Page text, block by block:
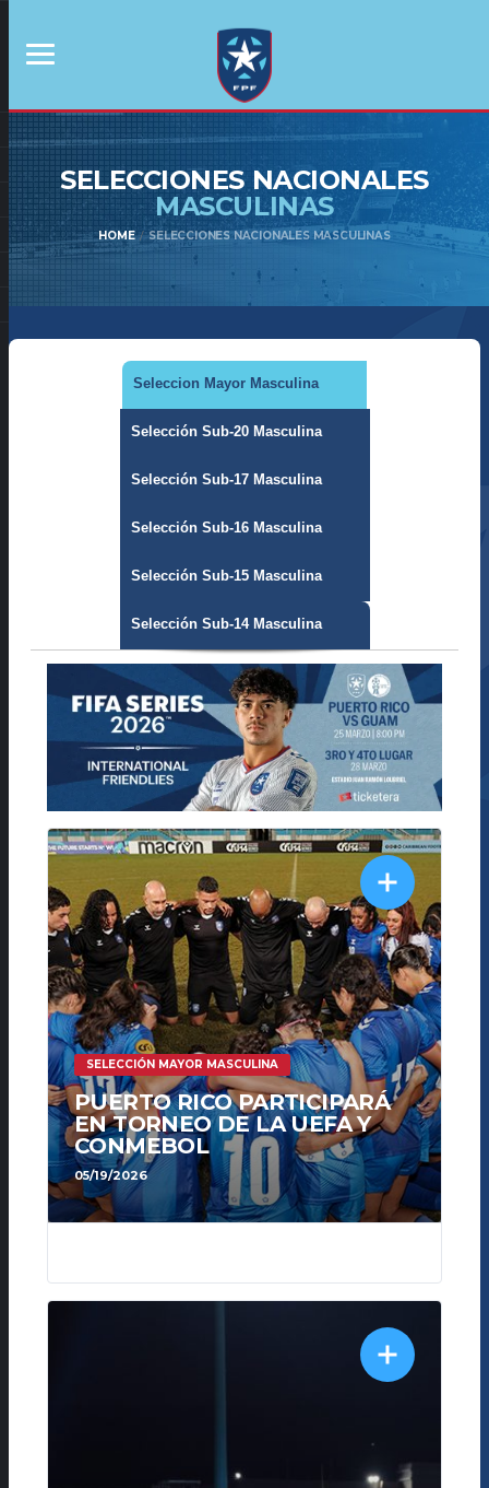
SELECCIONES NACIONALES
MASCULINAS
HOME SELECCIONES NACIONALES MASCULINAS
Seleccion Mayor Masculina
Selección Sub-20 Masculina
Selección Sub-17 Masculina
Selección Sub-16 Masculina
Selección Sub-15 Masculina
Selección Sub-14 Masculina
SELECCIÓN MAYOR MASCULINA
PUERTO RICO PARTICIPARÁ
EN TORNEO DE LA UEFA Y
CONMEBOL
05/19/2026